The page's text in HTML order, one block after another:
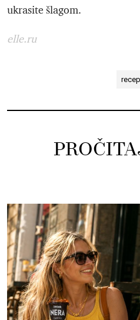
ukrasite šlagom.
elle.ru